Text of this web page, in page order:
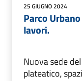
25 GIUGNO 2024
Parco
lavori.
Nuova sede
plateatico,